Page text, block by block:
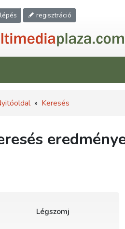
regisztráció
» Keresés
Légszomj